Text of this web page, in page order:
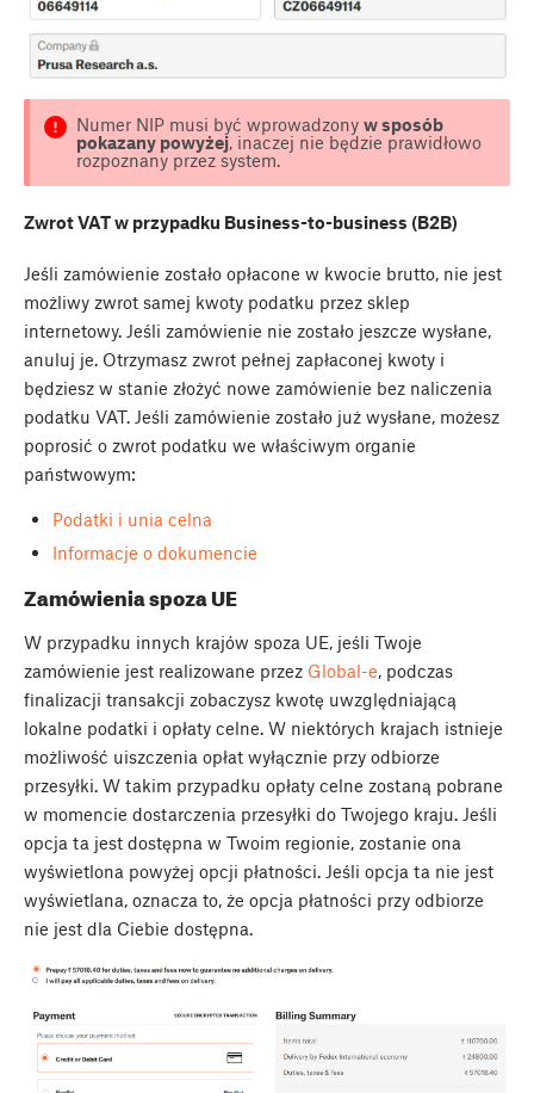
Numer NIP musi być wprowadzony w sposób
pokazany powyżej, inaczej nie będzie prawidłowo
rozpoznany przez system.
Zwrot VAT w przypadku Business-to-business (B2B)
Jeśli zamówienie zostało opłacone w kwocie brutto, nie jest
możliwy zwrot samej kwoty podatku przez sklep
internetowy. Jeśli zamówienie nie zostało jeszcze wysłane,
anuluj je. Otrzymasz zwrot pełnej zapłaconej kwoty i
będziesz w stanie złożyć nowe zamówienie bez naliczenia
podatku VAT. Jeśli zamówienie zostało już wysłane, możesz
poprosić o zwrot podatku we właściwym organie
państwowym:
Podatki i unia celna
Informacje o dokumencie
Zamówienia spoza UE
W przypadku innych krajów spoza UE, jeśli Twoje
zamówienie jest realizowane przez Global-e, podczas
finalizacji transakcji zobaczysz kwotę uwzględniającą
lokalne podatki i opłaty celne. W niektórych krajach istnieje
możliwość uiszczenia opłat wyłącznie przy odbiorze
przesyłki. W takim przypadku opłaty celne zostaną pobrane
w momencie dostarczenia przesyłki do Twojego kraju. Jeśli
opcja ta jest dostępna w Twoim regionie, zostanie ona
wyświetlona powyżej opcji płatności. Jeśli opcja ta nie jest
wyświetlana, oznacza to, że opcja płatności przy odbiorze
nie jest dla Ciebie dostępna.